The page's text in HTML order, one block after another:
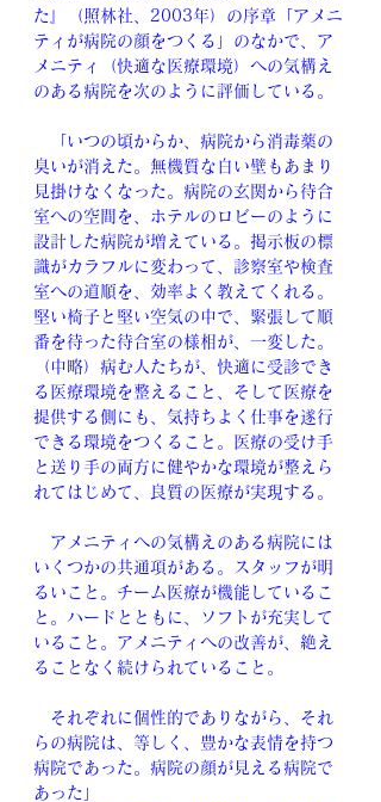
た』（照林社、2003年）の序章「アメニ
ティが病院の顔をつくる」のなかで、ア
メニティ（快適な医療環境）への気構え
のある病院を次のように評価している。
「いつの頃からか、病院から消毒薬の
臭いが消えた。無機質な白い壁もあまり
見掛けなくなった。病院の玄関から待合
室への空間を、ホテルのロビーのように
設計した病院が増えている。掲示板の標
識がカラフルに変わって、診察室や検査
室への道順を、効率よく教えてくれる。
堅い椅子と堅い空気の中で、緊張して順
番を待った待合室の様相が、一変した。
（中略）病む人たちが、快適に受診でき
る医療環境を整えること、そして医療を
提供する側にも、気持ちよく仕事を遂行
できる環境をつくること。医療の受け手
と送り手の両方に健やかな環境が整えら
れてはじめて、良質の医療が実現する。
アメニティへの気構えのある病院には
いくつかの共通項がある。スタッフが明
るいこと。チーム医療が機能しているこ
と。ハードとともに、ソフトが充実して
いること。アメニティへの改善が、絶え
ることなく続けられていること。
それぞれに個性的でありながら、それ
らの病院は、等しく、豊かな表情を持つ
病院であった。病院の顔が見える病院で
あった」